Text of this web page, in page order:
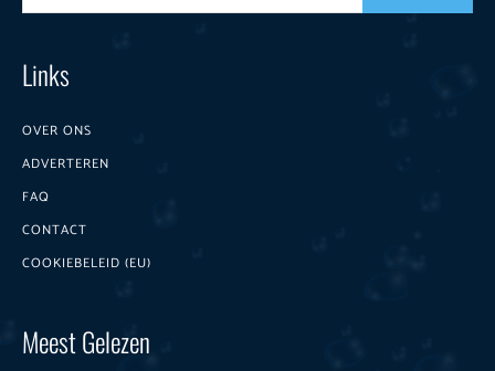
Links
OVER ONS
ADVERTEREN
FAQ
CONTACT
COOKIEBELEID (EU)
Meest Gelezen